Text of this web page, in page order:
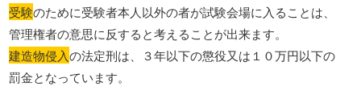
受験のために受験者本人以外の者が試験会場に入ることは、
管理権者の意思に反すると考えることが出来ます。
建造物侵入の法定刑は、３年以下の懲役又は１０万円以下の
罰金となっています。